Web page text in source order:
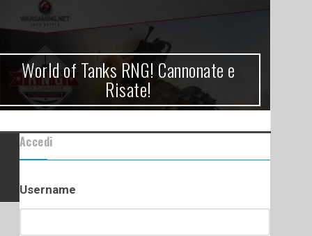
World of Tanks RNG! Cannonate e
Risate!
Accedi
Username